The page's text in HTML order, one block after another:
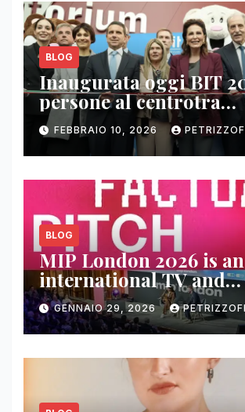
BLOG
Inaugurata oggi BIT
persone al centrotra
contenuti, relazioni e
FEBBRAIO 10, 2026
BLOG
MIP London 2026 is an
international TV and
streaming content
GENNAIO 29, 2026